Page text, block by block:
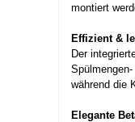
montiert
Effizient &
Der
während die
Elegante